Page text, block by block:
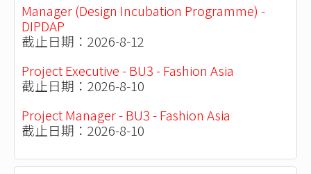
Manager (Design Incubation Programme) -
DIPDAP
截止日期：2026-8-12
Project Executive - BU3 - Fashion Asia
截止日期：2026-8-10
Project Manager - BU3 - Fashion Asia
截止日期：2026-8-10